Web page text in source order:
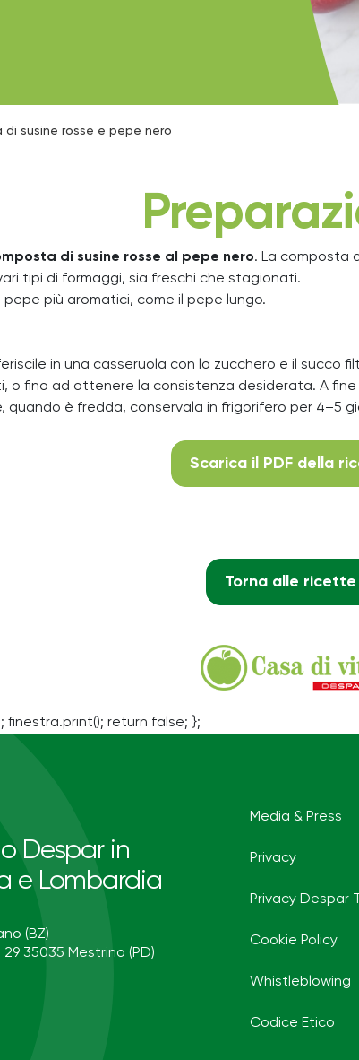
di susine rosse e pepe nero
di susine rosse al pepe nero. La composta
tipi di formaggi, sia freschi che stagionati.
più aromatici, come il pepe lungo.
in una casseruola con lo zucchero e il succo
o fino ad ottenere la consistenza desiderata. A
quando è fredda, conservala in frigorifero per 4–5
Scarica il PDF della
Torna alle ricette
finestra.print(); return false; };
Despar in
e Lombardia
(BZ)
35035 Mestrino (PD)
Media & Press
Privacy
Privacy Despar
Cookie Policy
Whistleblowing
Codice Etico